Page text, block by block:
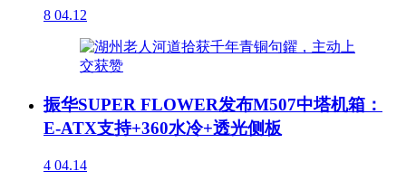
8 04.12
振华SUPER FLOWER发布M507中塔机箱：
E-ATX支持+360水冷+透光侧板
4 04.14